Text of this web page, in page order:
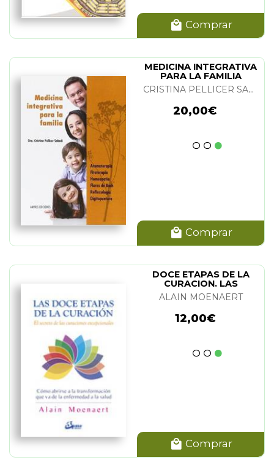
Comprar
MEDICINA INTEGRATIVA
PARA LA FAMILIA
CRISTINA PELLICER SABADI
20,00€
Comprar
DOCE ETAPAS DE LA
CURACION. LAS
ALAIN MOENAERT
12,00€
Comprar